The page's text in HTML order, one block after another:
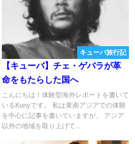
キューバ旅行記
【キューバ】チェ・ゲバラが革
命をもたらした国へ
こんにちは！体験型海外レポートを書いて
いるKunyです。 私は東南アジアでの体験
を中心に記事を書いていますが、 アジア
以外の地域を取り上げて...